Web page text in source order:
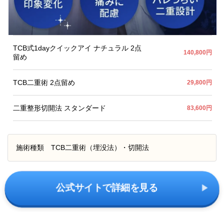
TCB式1dayクイックアイ ナチュラル 2点
留め
140,800円
TCB二重術 2点留め 29,800円
二重整形切開法 スタンダード 83,600円
施術種類 TCB二重術（埋没法）・切開法
公式サイトで詳細を見る